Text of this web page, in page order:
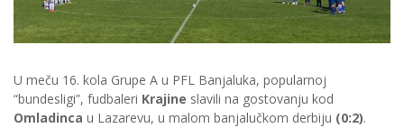
U meču 16. kola Grupe A u PFL Banjaluka, popularnoj
“bundesligi”, fudbaleri Krajine slavili na gostovanju kod
Omladinca u Lazarevu, u malom banjalučkom derbiju (0:2).